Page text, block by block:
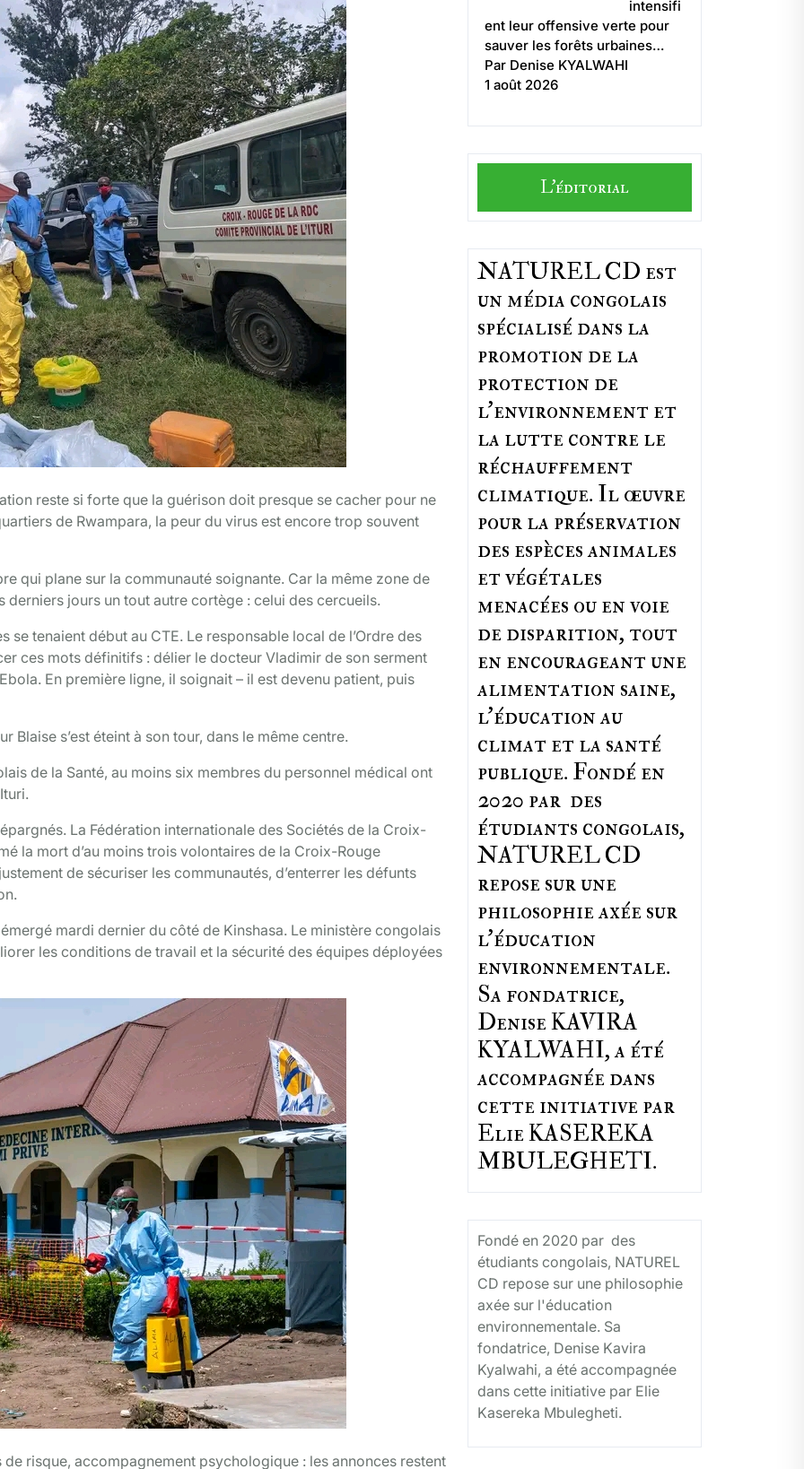
reste si forte que la guérison doit presque se cacher pour ne
de Rwampara, la peur du virus est encore trop souvent
qui plane sur la communauté soignante. Car la même zone de
derniers jours un tout autre cortège : celui des cercueils.
se tenaient début au CTE. Le responsable local de l’Ordre des
ces mots définitifs : délier le docteur Vladimir de son serment
En première ligne, il soignait – il est devenu patient, puis
Blaise s’est éteint à son tour, dans le même centre.
de la Santé, au moins six membres du personnel médical ont
La Fédération internationale des Sociétés de la Croix-
la mort d’au moins trois volontaires de la Croix-Rouge
de sécuriser les communautés, d’enterrer les défunts
mardi dernier du côté de Kinshasa. Le ministère congolais
les conditions de travail et la sécurité des équipes déployées
risque, accompagnement psychologique : les annonces restent
intensifi
ent leur offensive verte pour
sauver les forêts urbaines…
Par Denise KYALWAHI
1 août 2026
L'éditorial
NATUREL CD est
un média congolais
spécialisé dans la
promotion de la
protection de
l’environnement et
la lutte contre le
réchauffement
climatique. Il œuvre
pour la préservation
des espèces animales
et végétales
menacées ou en voie
de disparition, tout
en encourageant une
alimentation saine,
l'éducation au
climat et la santé
publique. Fondé en
2020 par des
étudiants congolais,
NATUREL CD
repose sur une
philosophie axée sur
l'éducation
environnementale.
Sa fondatrice,
Denise KAVIRA
KYALWAHI, a été
accompagnée dans
cette initiative par
Elie KASEREKA
MBULEGHETI.
Fondé en 2020 par des
étudiants congolais, NATUREL
CD repose sur une philosophie
axée sur l'éducation
environnementale. Sa
fondatrice, Denise Kavira
Kyalwahi, a été accompagnée
dans cette initiative par Elie
Kasereka Mbulegheti.